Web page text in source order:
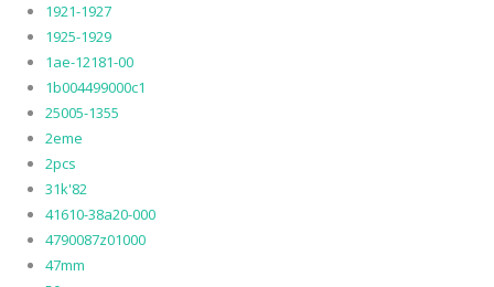
1921-1927
1925-1929
1ae-12181-00
1b004499000c1
25005-1355
2eme
2pcs
31k'82
41610-38a20-000
4790087z01000
47mm